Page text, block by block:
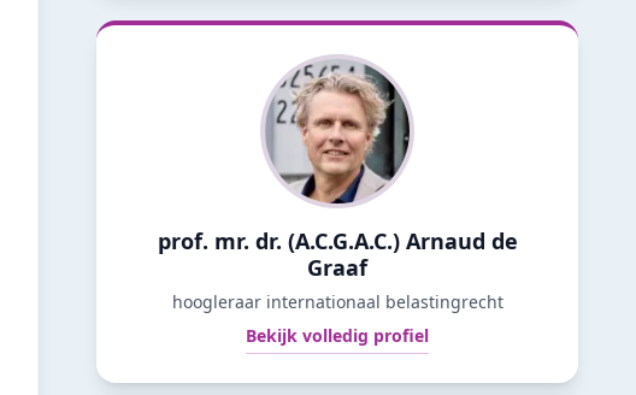
prof. mr. dr. (A.C.G.A.C.) Arnaud de
Graaf
hoogleraar internationaal belastingrecht
Bekijk volledig profiel